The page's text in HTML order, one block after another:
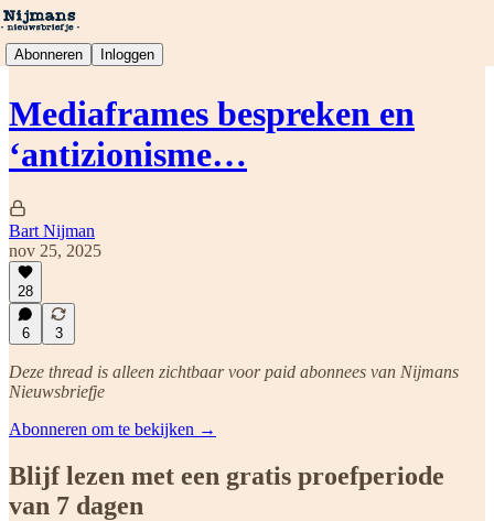
Abonneren Inloggen
Mediaframes bespreken en
‘antizionisme…
Bart Nijman
nov 25, 2025
28
6 3
Deze thread is alleen zichtbaar voor paid abonnees van Nijmans
Nieuwsbriefje
Abonneren om te bekijken →
Blijf lezen met een gratis proefperiode
van 7 dagen